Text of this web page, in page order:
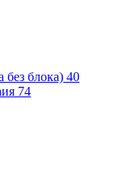
без блока) 40
74